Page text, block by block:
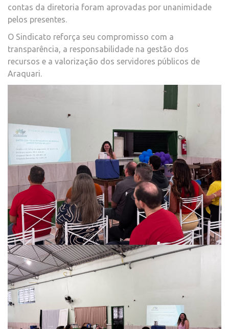
contas da diretoria foram aprovadas por unanimidade
pelos presentes.
O Sindicato reforça seu compromisso com a
transparência, a responsabilidade na gestão dos
recursos e a valorização dos servidores públicos de
Araquari.